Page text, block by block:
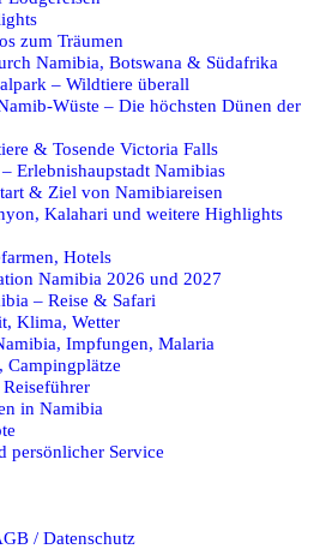
zum Träumen
Namibia, Botswana & Südafrika
– Wildtiere überall
Wüste – Die höchsten Dünen der
& Tosende Victoria Falls
Erlebnishaupstadt Namibias
& Ziel von Namibiareisen
Kalahari und weitere Highlights
Hotels
Namibia 2026 und 2027
– Reise & Safari
Klima, Wetter
Impfungen, Malaria
Campingplätze
in Namibia
persönlicher Service
/ Datenschutz